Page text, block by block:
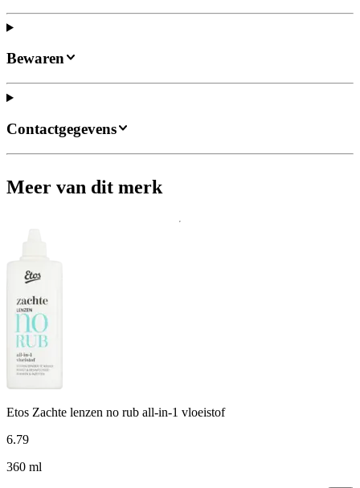
Bewaren
Contactgegevens
Meer van dit merk
Etos Zachte lenzen no rub all-in-1 vloeistof
6.79
360 ml